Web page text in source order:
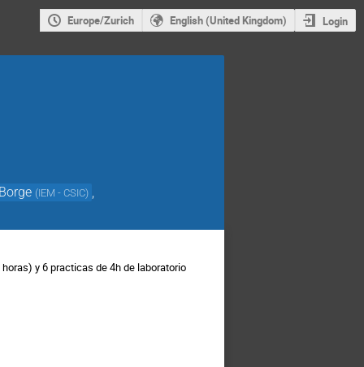
Europe/Zurich English (United Kingdom) Login
(IEM - CSIC)
y 6 practicas de 4h de laboratorio